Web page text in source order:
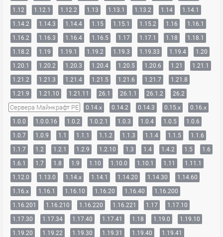
1.12
1.12.1 1.12.2 1.13 1.13.1 1.13.2 1.14
1.14.1
1.14.2
1.14.3 1.14.4 1.15 1.15.1 1.15.2 1.16
1.16.1
1.16.2
1.16.3 1.16.4 1.16.5 1.17 1.17.1 1.18
1.18.1
1.18.2
1.19 1.19.1 1.19.2 1.19.3 1.19.33 1.19.4
1.20
1.20.1
1.20.2 1.20.3 1.20.4 1.20.5 1.20.6 1.21
1.21.1
1.21.2
1.21.3 1.21.4 1.21.5 1.21.6 1.21.7
1.21.8
1.21.9
1.21.10 1.21.11 26.1 26.1.1 26.1.2 26.2
Сервера Майнкрафт PE 0.14.x 0.14.2 0.14.3 0.15.x
0.16.x
1.0.0
1.0.0.16 1.0.2 1.0.2.1 1.0.3 1.0.4 1.0.5
1.0.6
1.0.7
1.0.9 1.1 1.1.1 1.1.2 1.1.3 1.1.4 1.1.5
1.1.6
1.1.7
1.2 1.2.1 1.2.9 1.2.10 1.3 1.4 1.4.2 1.5
1.6
1.6.1
1.7 1.8 1.9 1.10 1.10.0 1.10.1 1.11
1.11.1
1.12.0
1.13.0 1.14.x 1.14.1 1.14.20 1.14.30
1.14.60
1.16.x
1.16.1 1.16.10 1.16.20 1.16.40
1.16.200
1.16.201
1.16.210 1.16.220 1.16.221 1.17
1.17.10
1.17.30
1.17.34 1.17.40 1.17.41 1.18 1.19.0
1.19.10
1.19.20
1.19.22 1.19.30 1.19.31 1.19.40
1.19.41